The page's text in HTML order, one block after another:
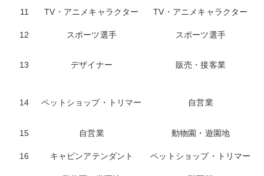
11 TV・アニメキャラクター TV・アニメキャラクター
12 スポーツ選手 スポーツ選手
13 デザイナー 販売・接客業
14 ペットショップ・トリマー 自営業
15 自営業 動物園・遊園地
16 キャビンアテンダント ペットショップ・トリマー